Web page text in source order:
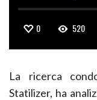
0 520
La ricerca
Statilizer, ha